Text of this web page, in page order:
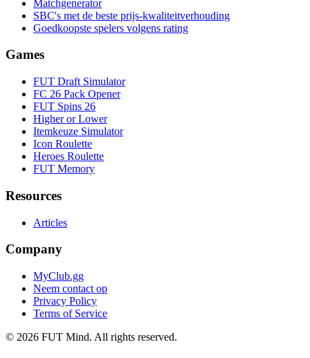
Matchgenerator
SBC's met de beste prijs-kwaliteitverhouding
Goedkoopste spelers volgens rating
Games
FUT Draft Simulator
FC 26 Pack Opener
FUT Spins 26
Higher or Lower
Itemkeuze Simulator
Icon Roulette
Heroes Roulette
FUT Memory
Resources
Articles
Company
MyClub.gg
Neem contact op
Privacy Policy
Terms of Service
© 2026 FUT Mind. All rights reserved.